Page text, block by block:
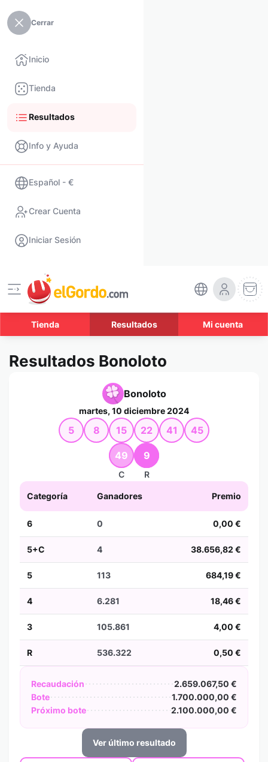
Cerrar
Inicio
Tienda
Resultados
Info y Ayuda
Español - €
Crear Cuenta
Iniciar Sesión
Tienda Resultados Mi cuenta
Resultados Bonoloto
Bonoloto
martes, 10 diciembre 2024
5 8 15 22 41 45
49
C
9
R
Categoría Ganadores Premio
6 0 0,00 €
5+C 4 38.656,82 €
5 113 684,19 €
4 6.281 18,46 €
3 105.861 4,00 €
R 536.322 0,50 €
Recaudación
2.659.067,50 €
Bote
1.700.000,00 €
Próximo bote
2.100.000,00 €
Ver último resultado